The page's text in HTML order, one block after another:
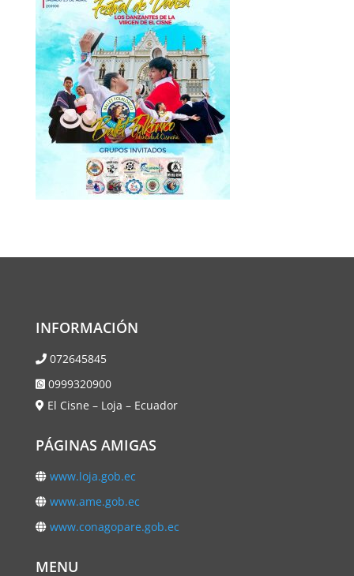
INFORMACIÓN
072645845
0999320900
El Cisne – Loja – Ecuador
PÁGINAS AMIGAS
www.loja.gob.ec
www.ame.gob.ec
www.conagopare.gob.ec
MENU